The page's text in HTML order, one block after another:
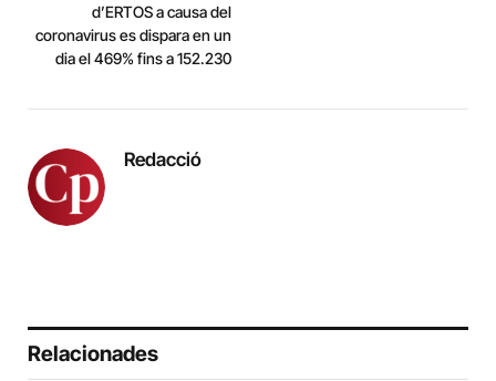
d’ERTOS a causa del
coronavirus es dispara en un
dia el 469% fins a 152.230
Redacció
Relacionades